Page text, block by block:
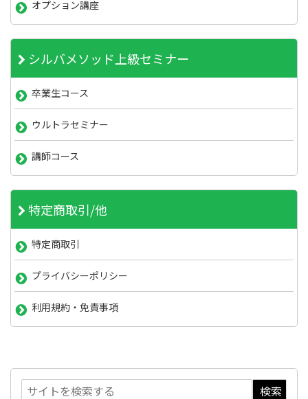
オプション講座
シルバメソッド上級セミナー
卒業生コース
ウルトラセミナー
講師コース
特定商取引/他
特定商取引
プライバシーポリシー
利用規約・免責事項